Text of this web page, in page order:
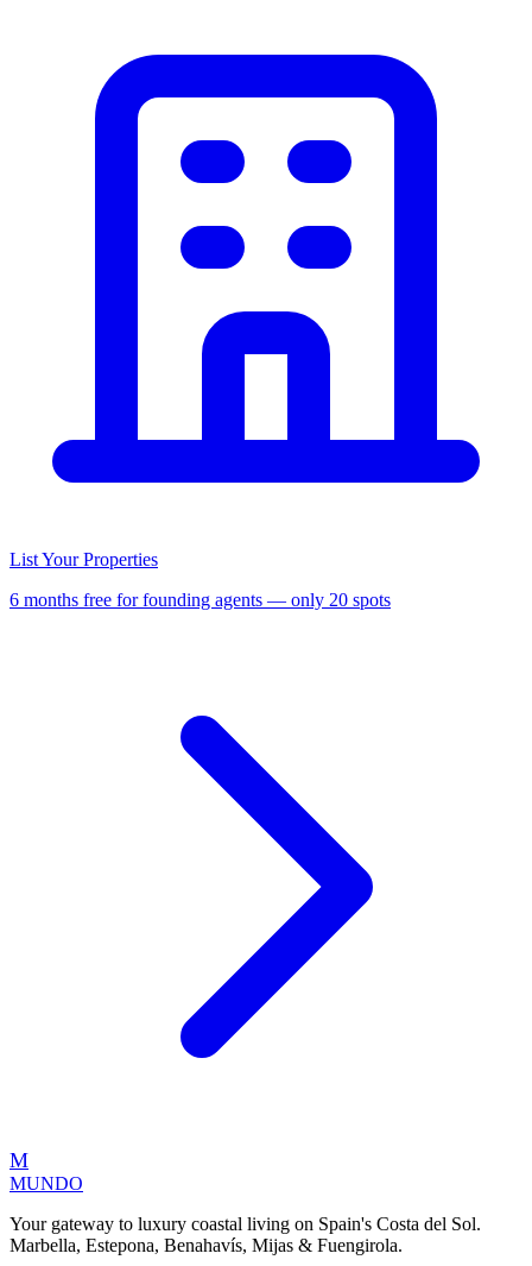
List Your Properties
6 months free for founding agents — only 20 spots
M
MUNDO
Your gateway to luxury coastal living on Spain's Costa del Sol.
Marbella, Estepona, Benahavís, Mijas & Fuengirola.